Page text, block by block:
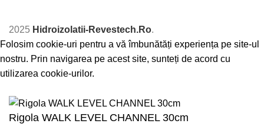
2025 Hidroizolatii-Revestech.Ro.
Folosim cookie-uri pentru a vă îmbunătăți experiența pe site-ul
nostru. Prin navigarea pe acest site, sunteți de acord cu
utilizarea cookie-urilor.
Rigola WALK LEVEL CHANNEL 30cm